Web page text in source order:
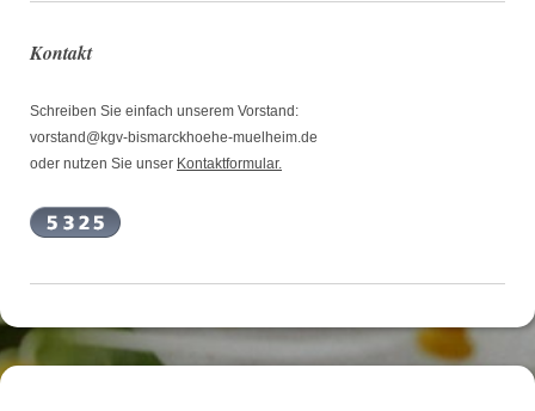
Kontakt
Schreiben Sie einfach unserem Vorstand:
vorstand@kgv-bismarckhoehe-muelheim.de
oder nutzen Sie unser Kontaktformular.